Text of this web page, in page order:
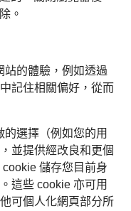
。
站的體驗，例如透過
記住相關偏好，從而
選擇（例如您的用
並提供經改良和更個
儲存您目前身
這些 cookie 亦可用
可個人化網頁部分所